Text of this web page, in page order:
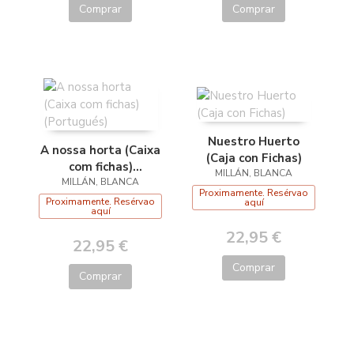
Comprar Comprar
A nossa horta (Caixa
com fichas)
(Portugués)
MILLÁN, BLANCA
Proximamente. Resérvao
aquí
22,95 €
Comprar
Nuestro Huerto
(Caja con Fichas)
MILLÁN, BLANCA
Proximamente. Resérvao
aquí
22,95 €
Comprar